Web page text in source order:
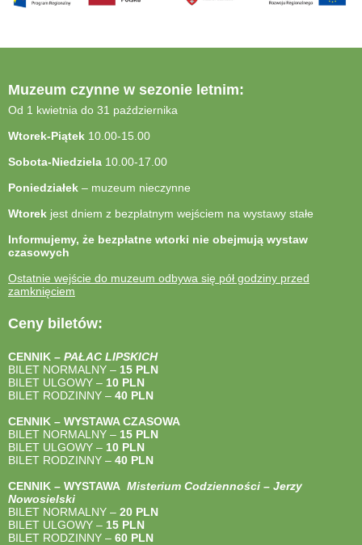
Muzeum czynne w sezonie letnim:
Od 1 kwietnia do 31 października
Wtorek-Piątek 10.00-15.00
Sobota-Niedziela 10.00-17.00
Poniedziałek – muzeum nieczynne
Wtorek jest dniem z bezpłatnym wejściem na wystawy stałe
Informujemy, że bezpłatne wtorki nie obejmują wystaw
czasowych
Ostatnie wejście do muzeum odbywa się pół godziny przed
zamknięciem
Ceny biletów:
CENNIK – PAŁAC LIPSKICH
BILET NORMALNY – 15 PLN
BILET ULGOWY – 10 PLN
BILET RODZINNY – 40 PLN
CENNIK – WYSTAWA CZASOWA
BILET NORMALNY – 15 PLN
BILET ULGOWY – 10 PLN
BILET RODZINNY – 40 PLN
CENNIK – WYSTAWA Misterium Codzienności – Jerzy
Nowosielski
BILET NORMALNY – 20 PLN
BILET ULGOWY – 15 PLN
BILET RODZINNY – 60 PLN